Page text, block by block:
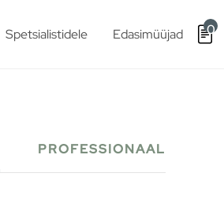
Spetsialistidele Edasimüüjad 0
PROFESSIONAAL